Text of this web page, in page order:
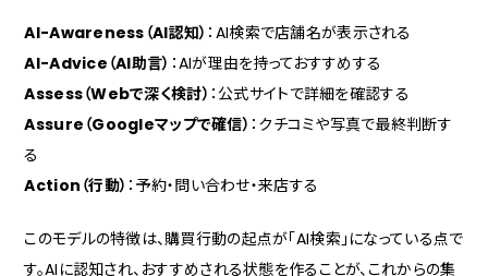
AI-Awareness（AI認知） ：AI検索で店舗名が表示される
AI-Advice（AI助言） ：AIが理由を持っておすすめする
Assess（Webで深く検討） ：公式サイトで詳細を確認する
Assure（Googleマップで確信） ：クチコミや写真で最終判断す
る
Action（行動） ：予約・問い合わせ・来店する
このモデルの特徴は、購買行動の起点が「AI検索」になっている点で
す。AIに認知され、おすすめされる状態を作ることが、これからの集